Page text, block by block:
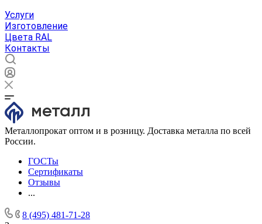
Услуги
Изготовление
Цвета RAL
Контакты
Металлопрокат оптом и в розницу. Доставка металла по всей
России.
ГОСТы
Сертификаты
Отзывы
...
8 (495) 481-71-28